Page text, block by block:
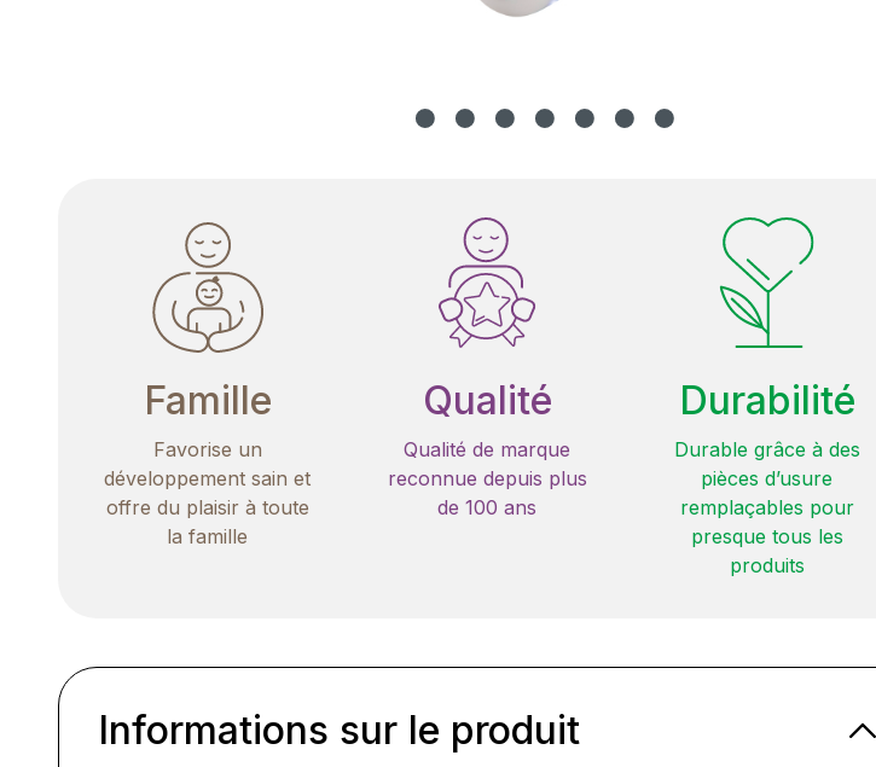
Famille
Favorise un
développement sain et
offre du plaisir à toute
la famille
Qualité
Qualité de marque
reconnue depuis plus
de 100 ans
Durabilité
Durable grâce à des
pièces d’usure
remplaçables pour
presque tous les
produits
Informations sur le produit